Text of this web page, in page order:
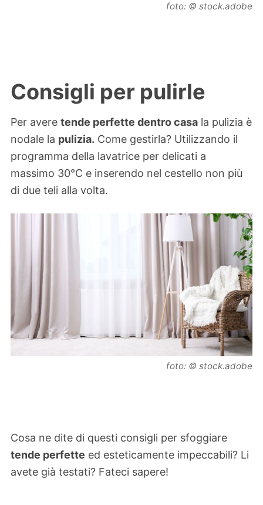
foto: © stock.adobe
Consigli per pulirle
Per avere tende perfette dentro casa la pulizia è
nodale la pulizia. Come gestirla? Utilizzando il
programma della lavatrice per delicati a
massimo 30°C e inserendo nel cestello non più
di due teli alla volta.
foto: © stock.adobe
Cosa ne dite di questi consigli per sfoggiare
tende perfette ed esteticamente impeccabili? Li
avete già testati? Fateci sapere!